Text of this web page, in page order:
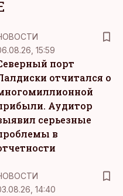
15:59
порт
отчитался о
Аудитор
серьезные
в
14:40